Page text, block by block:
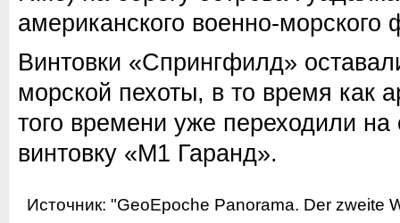
американского военно-морского
Винтовки «Спрингфилд»
морской пехоты, в то время как
того времени уже переходили
винтовку «М1 Гаранд».
Источник: "GeoEpoche Panorama. Der zweite